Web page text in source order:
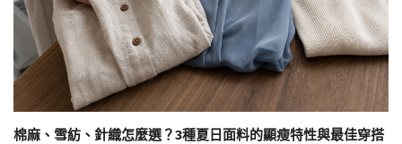
棉麻、雪紡、針織怎麼選？3種夏日面料的顯瘦特性與最佳穿搭